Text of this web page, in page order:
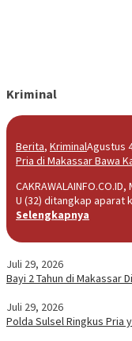
Kriminal
Berita, KriminalAgustus
Pria di Makassar Bawa
U (32) ditangkap aparat
Selengkapnya
Juli 29, 2026
Bayi 2 Tahun di Makassar
Juli 29, 2026
Polda Sulsel Ringkus Pria